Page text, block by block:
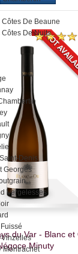
Côtes De Beaune
Côtes De Nuits
Denis
Georges
Vergelesses
Vinzelles
Montrachet
du Var - Blanc et
Minuty